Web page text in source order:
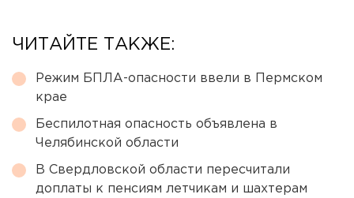
ЧИТАЙТЕ ТАКЖЕ:
Режим БПЛА-опасности ввели в Пермском
крае
Беспилотная опасность объявлена в
Челябинской области
В Свердловской области пересчитали
доплаты к пенсиям летчикам и шахтерам